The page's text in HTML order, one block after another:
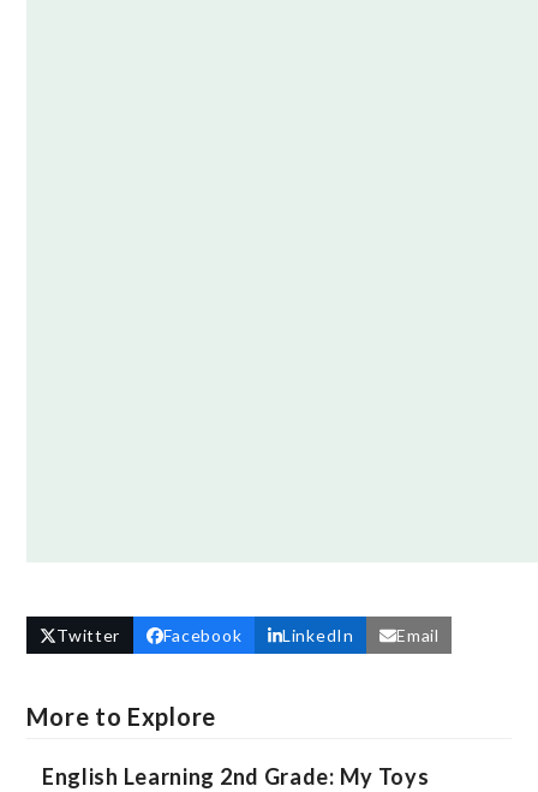
Twitter Facebook LinkedIn Email
More to Explore
English Learning 2nd Grade: My Toys